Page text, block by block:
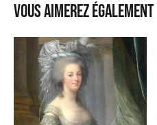
Vous aimerez également